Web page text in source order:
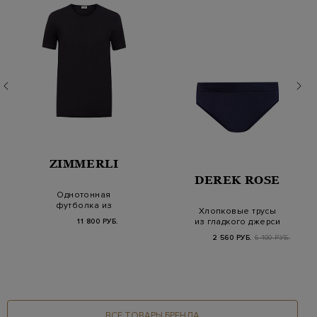
ZIMMERLI
Однотонная
футболка из
джерси
11 800 РУБ.
DEREK ROSE
Хлопковые трусы
из гладкого джерси
в оттенке…
2 560 РУБ. 6 400 РУБ.